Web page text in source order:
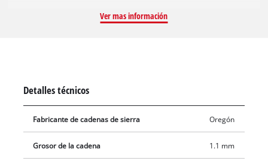
Ver mas información
Detalles técnicos
Fabricante de cadenas de sierra Oregón
Grosor de la cadena 1.1 mm